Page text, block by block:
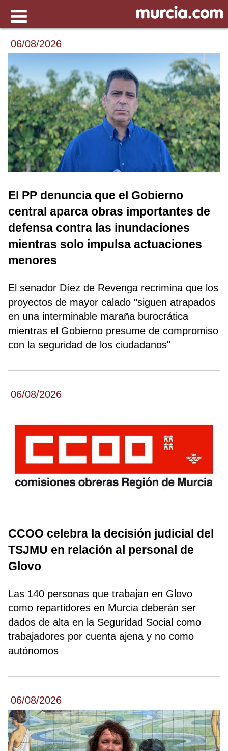
06/08/2026
El PP denuncia que el Gobierno
central aparca obras importantes de
defensa contra las inundaciones
mientras solo impulsa actuaciones
menores
El senador Díez de Revenga recrimina que los
proyectos de mayor calado "siguen atrapados
en una interminable maraña burocrática
mientras el Gobierno presume de compromiso
con la seguridad de los ciudadanos"
06/08/2026
CCOO celebra la decisión judicial del
TSJMU en relación al personal de
Glovo
Las 140 personas que trabajan en Glovo
como repartidores en Murcia deberán ser
dados de alta en la Seguridad Social como
trabajadores por cuenta ajena y no como
autónomos
06/08/2026